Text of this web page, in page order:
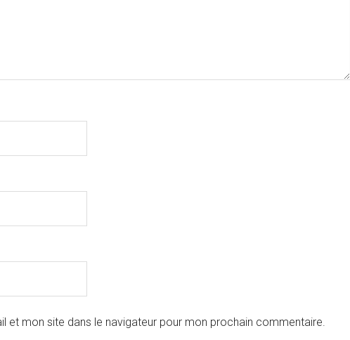
et mon site dans le navigateur pour mon prochain commentaire.